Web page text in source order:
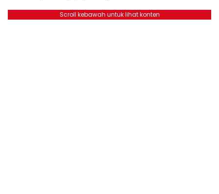
Scroll kebawah untuk lihat konten